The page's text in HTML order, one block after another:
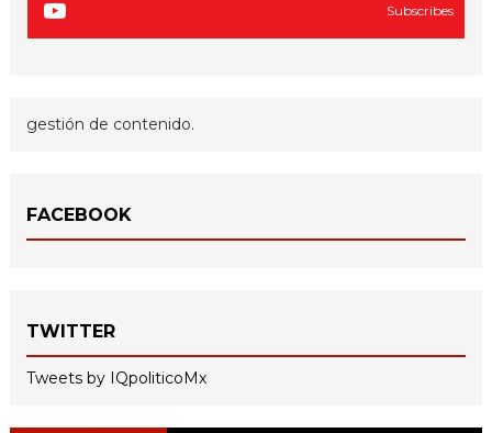
Subscribes
gestión de contenido.
FACEBOOK
TWITTER
Tweets by IQpoliticoMx